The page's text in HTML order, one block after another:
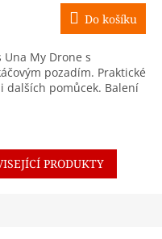
Do košíku
My Drone s
pozadím. Praktické
dalších pomůcek. Balení
PRODUKTY